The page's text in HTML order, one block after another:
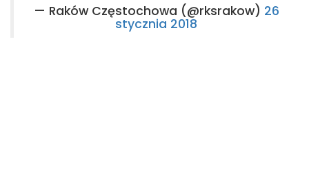
— Raków Częstochowa (@rksrakow) 26
stycznia 2018